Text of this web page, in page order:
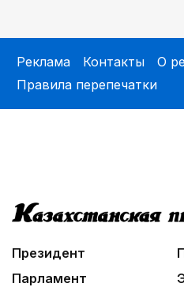
Реклама Контакты
О
Правила перепечатки
Президент
Парламент